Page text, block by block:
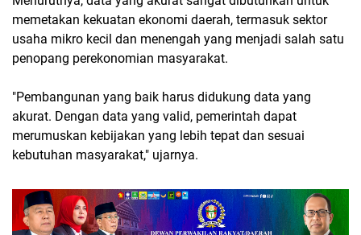
memetakan kekuatan ekonomi daerah, termasuk sektor
usaha mikro kecil dan menengah yang menjadi salah satu
penopang perekonomian masyarakat.
"Pembangunan yang baik harus didukung data yang
akurat. Dengan data yang valid, pemerintah dapat
merumuskan kebijakan yang lebih tepat dan sesuai
kebutuhan masyarakat," ujarnya.